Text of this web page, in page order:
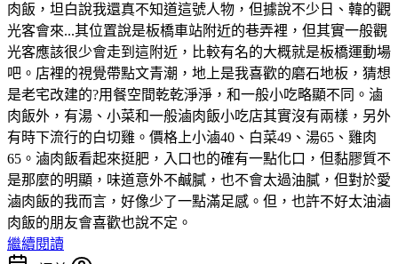
肉飯，坦白說我還真不知道這號人物，但據說不少日、韓的觀
光客會來...其位置說是板橋車站附近的巷弄裡，但其實一般觀
光客應該很少會走到這附近，比較有名的大概就是板橋運動場
吧。店裡的視覺帶點文青潮，地上是我喜歡的磨石地板，猜想
是老宅改建的?用餐空間乾乾淨淨，和一般小吃略顯不同。滷
肉飯外，有湯、小菜和一般滷肉飯小吃店其實沒有兩樣，另外
有時下流行的白切雞。價格上小滷40、白菜49、湯65、雞肉
65。滷肉飯看起來挺肥，入口也的確有一點化口，但黏膠質不
是那麼的明顯，味道意外不鹹膩，也不會太過油膩，但對於愛
滷肉飯的我而言，好像少了一點滿足感。但，也許不好太油滷
肉飯的朋友會喜歡也說不定。
繼續閱讀